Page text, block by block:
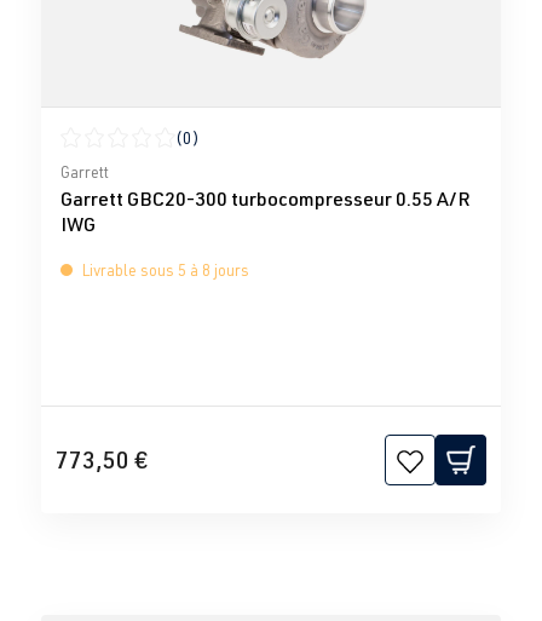
Note moyenne de 0 sur 5 étoiles
(0)
Garrett
Garrett GBC20-300 turbocompresseur 0.55 A/R
IWG
Livrable sous 5 à 8 jours
773,50 €